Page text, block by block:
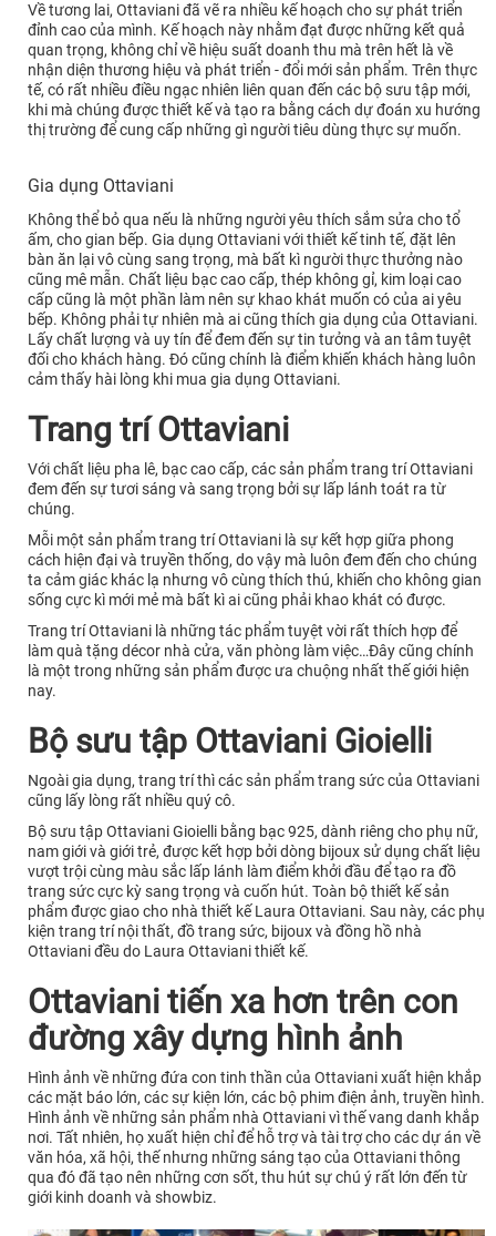
Về tương lai, Ottaviani đã vẽ ra nhiều kế hoạch cho sự phát triển
đỉnh cao của mình. Kế hoạch này nhằm đạt được những kết quả
quan trọng, không chỉ về hiệu suất doanh thu mà trên hết là về
nhận diện thương hiệu và phát triển - đổi mới sản phẩm. Trên thực
tế, có rất nhiều điều ngạc nhiên liên quan đến các bộ sưu tập mới,
khi mà chúng được thiết kế và tạo ra bằng cách dự đoán xu hướng
thị trường để cung cấp những gì người tiêu dùng thực sự muốn.
Gia dụng Ottaviani
Không thể bỏ qua nếu là những người yêu thích sắm sửa cho tổ
ấm, cho gian bếp. Gia dụng Ottaviani với thiết kế tinh tế, đặt lên
bàn ăn lại vô cùng sang trọng, mà bất kì người thực thưởng nào
cũng mê mẫn. Chất liệu bạc cao cấp, thép không gỉ, kim loại cao
cấp cũng là một phần làm nên sự khao khát muốn có của ai yêu
bếp. Không phải tự nhiên mà ai cũng thích gia dụng của Ottaviani.
Lấy chất lượng và uy tín để đem đến sự tin tưởng và an tâm tuyệt
đối cho khách hàng. Đó cũng chính là điểm khiến khách hàng luôn
cảm thấy hài lòng khi mua gia dụng Ottaviani.
Trang trí Ottaviani
Với chất liệu pha lê, bạc cao cấp, các sản phẩm trang trí Ottaviani
đem đến sự tươi sáng và sang trọng bởi sự lấp lánh toát ra từ
chúng.
Mỗi một sản phẩm trang trí Ottaviani là sự kết hợp giữa phong
cách hiện đại và truyền thống, do vậy mà luôn đem đến cho chúng
ta cảm giác khác lạ nhưng vô cùng thích thú, khiến cho không gian
sống cực kì mới mẻ mà bất kì ai cũng phải khao khát có được.
Trang trí Ottaviani là những tác phẩm tuyệt vời rất thích hợp để
làm quà tặng décor nhà cửa, văn phòng làm việc…Đây cũng chính
là một trong những sản phẩm được ưa chuộng nhất thế giới hiện
nay.
Bộ sưu tập Ottaviani Gioielli
Ngoài gia dụng, trang trí thì các sản phẩm trang sức của Ottaviani
cũng lấy lòng rất nhiều quý cô.
Bộ sưu tập Ottaviani Gioielli bằng bạc 925, dành riêng cho phụ nữ,
nam giới và giới trẻ, được kết hợp bởi dòng bijoux sử dụng chất liệu
vượt trội cùng màu sắc lấp lánh làm điểm khởi đầu để tạo ra đồ
trang sức cực kỳ sang trọng và cuốn hút. Toàn bộ thiết kế sản
phẩm được giao cho nhà thiết kế Laura Ottaviani. Sau này, các phụ
kiện trang trí nội thất, đồ trang sức, bijoux và đồng hồ nhà
Ottaviani đều do Laura Ottaviani thiết kế.
Ottaviani tiến xa hơn trên con
đường xây dựng hình ảnh
Hình ảnh về những đứa con tinh thần của Ottaviani xuất hiện khắp
các mặt báo lớn, các sự kiện lớn, các bộ phim điện ảnh, truyền hình.
Hình ảnh về những sản phẩm nhà Ottaviani vì thế vang danh khắp
nơi. Tất nhiên, họ xuất hiện chỉ để hỗ trợ và tài trợ cho các dự án về
văn hóa, xã hội, thế nhưng những sáng tạo của Ottaviani thông
qua đó đã tạo nên những cơn sốt, thu hút sự chú ý rất lớn đến từ
giới kinh doanh và showbiz.